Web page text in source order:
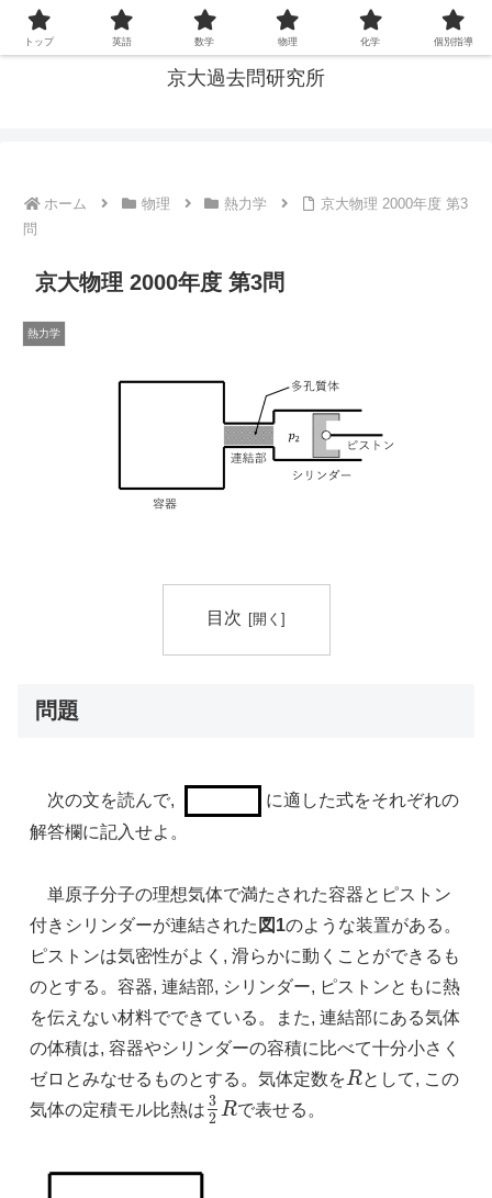
京大の過去問を通じて, 大学入試の本質を探る
京大過去問研究所
ホーム 物理 熱力学
京大物理 2000年度 第3
問
京大物理 2000年度 第3問
熱力学
目次
問題
次の文を読んで,
に適した式をそれぞれの
解答欄に記入せよ。
単原子分子の理想気体で満たされた容器とピストン
付きシリンダーが連結された 図1のような装置がある。
ピストンは気密性がよく, 滑らかに動くことができるも
のとする。容器, 連結部, シリンダー, ピストンともに熱
を伝えない材料でできている。また, 連結部にある気体
の体積は, 容器やシリンダーの容積に比べて十分小さく
ゼロとみなせるものとする。気体定数をR
R として, この
気体の定積モル比熱は 3
2 R
32Rで表せる。
トップ 英語 数学 物理 化学 個別指導